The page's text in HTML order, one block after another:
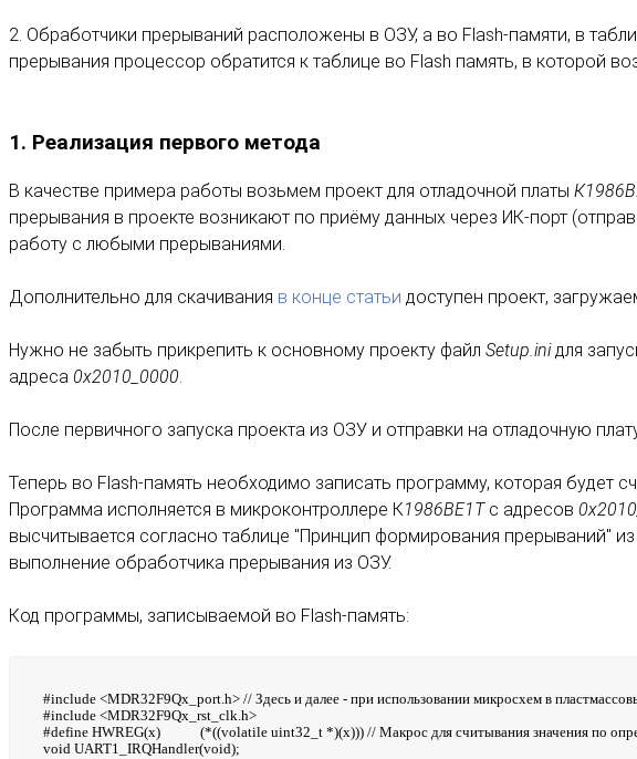
2. Обработчики прерываний расположены в ОЗУ, а во Flash-памяти, в
прерывания процессор обратится к таблице во Flash память, в которой
1. Реализация первого метода
В качестве примера работы возьмем проект для отладочной платы К
прерывания в проекте возникают по приёму данных через ИК-порт
работу с любыми прерываниями.
Дополнительно для скачивания в конце статьи доступен проект,
Нужно не забыть прикрепить к основному проекту файл Setup.iniдля
адреса 0x2010_0000.
После первичного запуска проекта из ОЗУ и отправки на отладочную
Теперь во Flash-память необходимо записать программу, которая будет
Программа исполняется в микроконтроллере К1986ВЕ1Тс адресов
высчитывается согласно таблице "Принцип формирования прерываний"
выполнение обработчика прерывания из ОЗУ.
Код программы, записываемой во Flash-память:
#include <MDR32F9Qx_port.h> // Здесь и далее - при использовании микросхем в
#include <MDR32F9Qx_rst_clk.h>
#define HWREG(x) (*((volatile uint32_t *)(x))) // Макрос для считывания значения по
void UART1_IRQHandler(void);